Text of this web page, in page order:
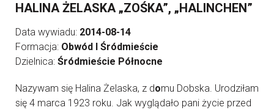
HALINA ŻELASKA „ZOŚKA”, „HALINCHEN”
Data wywiadu: 2014-08-14
Formacja: Obwód I Śródmieście
Dzielnica: Śródmieście Północne
Nazywam się Halina Żelaska, z domu Dobska. Urodziłam
się 4 marca 1923 roku. Jak wyglądało pani życie przed